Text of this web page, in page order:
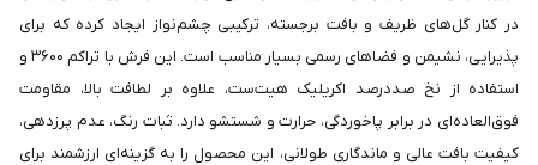
در کنار گل‌های ظریف و بافت برجسته، ترکیبی چشم‌نواز ایجاد کرده که برای
پذیرایی، نشیمن و فضاهای رسمی بسیار مناسب است. این فرش با تراکم 3600 و
استفاده از نخ صددرصد اکریلیک هیت‌ست، علاوه بر لطافت بالا، مقاومت
فوق‌العاده‌ای در برابر پاخوردگی، حرارت و شستشو دارد. ثبات رنگ، عدم پرزدهی،
کیفیت بافت عالی و ماندگاری طولانی، این محصول را به گزینه‌ای ارزشمند برای